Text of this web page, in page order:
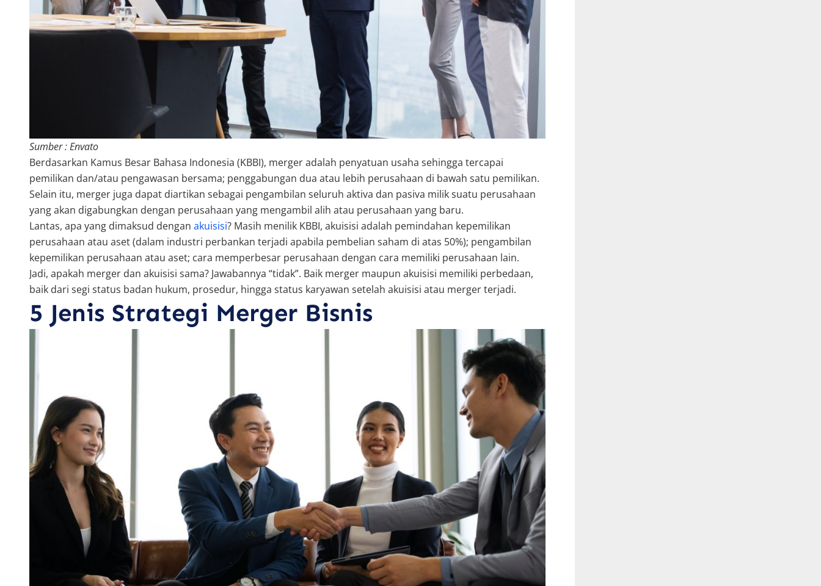
Sumber : Envato
Berdasarkan Kamus Besar Bahasa Indonesia (KBBI), merger adalah penyatuan usaha sehingga tercapai
pemilikan dan/atau pengawasan bersama; penggabungan dua atau lebih perusahaan di bawah satu pemilikan.
Selain itu, merger juga dapat diartikan sebagai pengambilan seluruh aktiva dan pasiva milik suatu perusahaan
yang akan digabungkan dengan perusahaan yang mengambil alih atau perusahaan yang baru.
Lantas, apa yang dimaksud dengan akuisisi? Masih menilik KBBI, akuisisi adalah pemindahan kepemilikan
perusahaan atau aset (dalam industri perbankan terjadi apabila pembelian saham di atas 50%); pengambilan
kepemilikan perusahaan atau aset; cara memperbesar perusahaan dengan cara memiliki perusahaan lain.
Jadi, apakah merger dan akuisisi sama? Jawabannya “tidak”. Baik merger maupun akuisisi memiliki perbedaan,
baik dari segi status badan hukum, prosedur, hingga status karyawan setelah akuisisi atau merger terjadi.
5 Jenis Strategi Merger Bisnis